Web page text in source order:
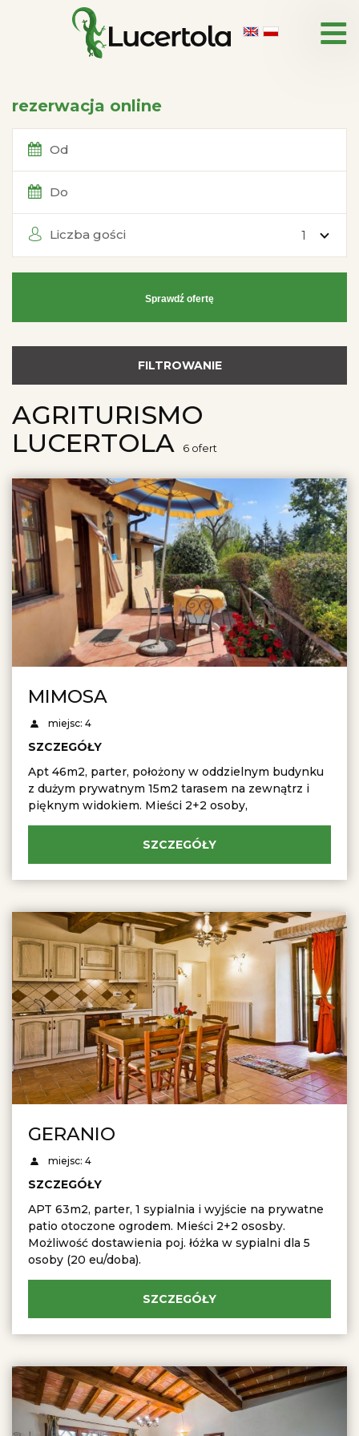
rezerwacja online
Od
Do
Liczba gości
Sprawdź ofertę
FILTROWANIE
AGRITURISMO
LUCERTOLA
6 ofert
MIMOSA
miejsc: 4
SZCZEGÓŁY
Apt 46m2, parter, położony w oddzielnym budynku
z dużym prywatnym 15m2 tarasem na zewnątrz i
pięknym widokiem. Mieści 2+2 osoby,
SZCZEGÓŁY
GERANIO
miejsc: 4
SZCZEGÓŁY
APT 63m2, parter, 1 sypialnia i wyjście na prywatne
patio otoczone ogrodem. Mieści 2+2 ososby.
Możliwość dostawienia poj. łóżka w sypialni dla 5
osoby (20 eu/doba).
SZCZEGÓŁY